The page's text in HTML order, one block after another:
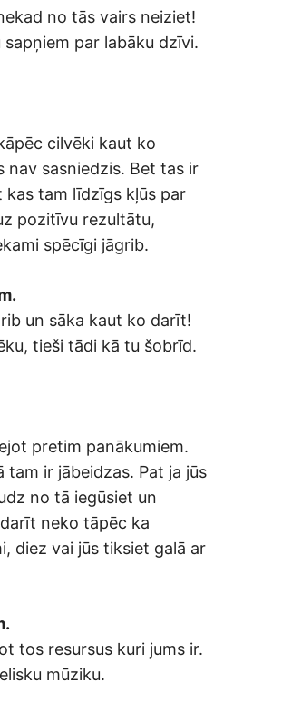
no tās vairs neiziet!
par labāku dzīvi.
cilvēki kaut ko
nav sasniedzis. Bet tas ir
kas tam līdzīgs kļūs par
pozitīvu rezultātu,
spēcīgi jāgrib.
un sāka kaut ko darīt!
tieši tādi kā tu šobrīd.
pretim panākumiem.
tam ir jābeidzas. Pat ja jūs
no tā iegūsiet un
neko tāpēc ka
diez vai jūs tiksiet galā ar
tos resursus kuri jums ir.
mūziku.